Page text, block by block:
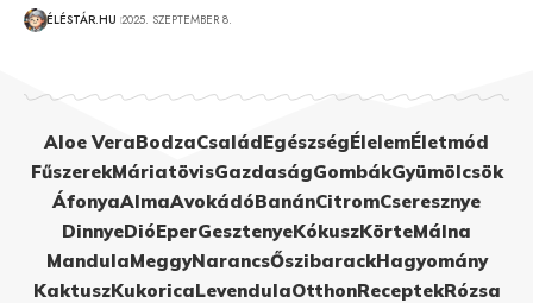
ÉLÉSTÁR.HU 2025. SZEPTEMBER 8.
Aloe VeraBodzaCsaládEgészségÉlelemÉletmód
FűszerekMáriatövisGazdaságGombákGyümölcsök
ÁfonyaAlmaAvokádóBanánCitromCseresznye
DinnyeDióEperGesztenyeKókuszKörteMálna
MandulaMeggyNarancsŐszibarackHagyomány
KaktuszKukoricaLevendulaOtthonReceptekRózsa